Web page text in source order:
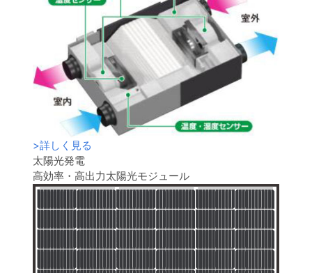
>詳しく見る
太陽光発電
高効率・高出力太陽光モジュール